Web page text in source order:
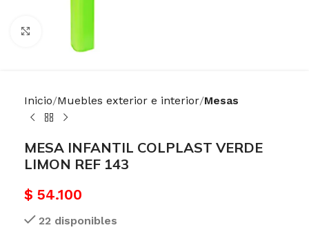
Inicio Muebles exterior e interior Mesas
MESA INFANTIL COLPLAST VERDE
LIMON REF 143
$ 54.100
22 disponibles